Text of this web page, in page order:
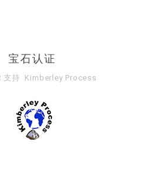
宝石认证
支持 Kimberley Process